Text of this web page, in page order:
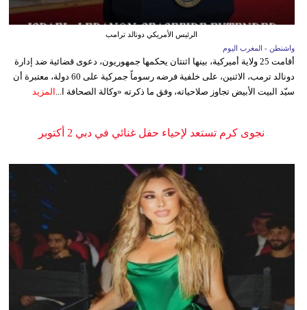
الرئيس الأمريكي دونالد ترامب
واشنطن - المغرب اليوم
أقامت 25 ولاية أميركية، بينها اثنتان يحكمها جمهوريون، دعوى قضائية ضد إدارة
دونالد ترمب، الاثنين، على خلفية فرضه رسوماً جمركية على 60 دولة، معتبرة أن
سيّد البيت الأبيض تجاوز صلاحياته، وفق ما ذكرته «وكالة الصحافة ا... المزيد
نجوى كرم تستعد لإحياء حفل غنائي في دبي 2 أكتوبر